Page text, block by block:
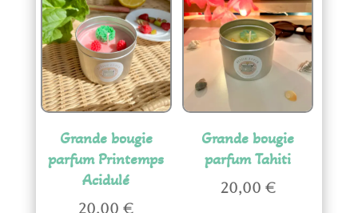
Grande bougie
parfum Printemps
Acidulé
20,00€
Grande bougie
parfum Tahiti
20,00 €